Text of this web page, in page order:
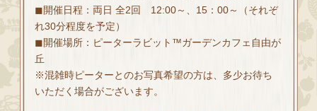
◼開催日程：両日 全2回 12:00～、15：00～（それぞ
れ30分程度を予定）
◼開催場所：ピーターラビット™ガーデンカフェ自由が
丘
※混雑時ピーターとのお写真希望の方は、多少お待ち
いただく場合がございます。